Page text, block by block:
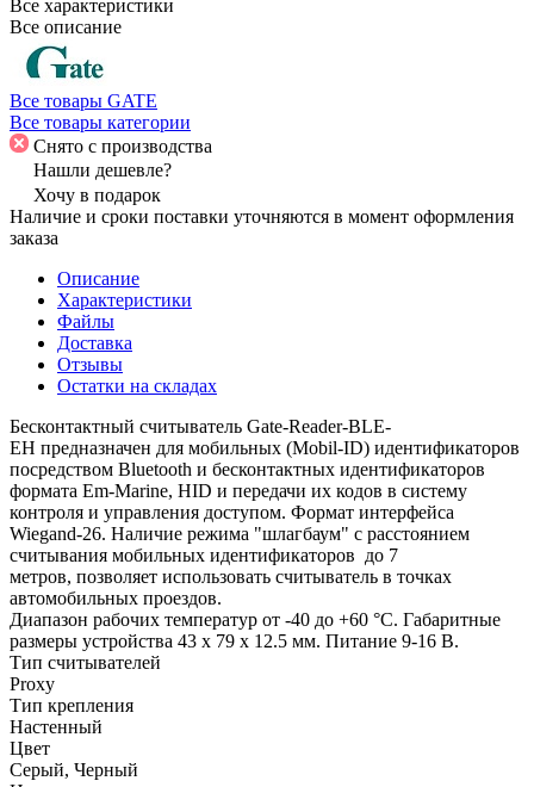
Все характеристики
Все описание
Все товары GATE
Все товары категории
Снято с производства
Нашли дешевле?
Хочу в подарок
Наличие и сроки поставки уточняются в момент оформления
заказа
Описание
Характеристики
Файлы
Доставка
Отзывы
Остатки на складах
Бесконтактный считыватель Gate-Reader-BLE-
EH предназначен для мобильных (Mobil-ID) идентификаторов
посредством Bluetooth и бесконтактных идентификаторов
формата Em-Marine, HID и передачи их кодов в систему
контроля и управления доступом. Формат интерфейса
Wiegand-26. Наличие режима "шлагбаум" с расстоянием
считывания мобильных идентификаторов до 7
метров, позволяет использовать считыватель в точках
автомобильных проездов.
Диапазон рабочих температур от -40 до +60 °С. Габаритные
размеры устройства 43 х 79 х 12.5 мм. Питание 9-16 В.
Тип считывателей
Proxy
Тип крепления
Настенный
Цвет
Серый, Черный